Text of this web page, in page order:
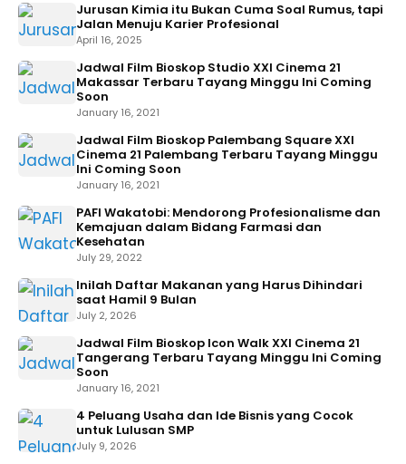
Jurusan Kimia itu Bukan Cuma Soal Rumus, tapi
Jalan Menuju Karier Profesional
April 16, 2025
Jadwal Film Bioskop Studio XXI Cinema 21
Makassar Terbaru Tayang Minggu Ini Coming
Soon
January 16, 2021
Jadwal Film Bioskop Palembang Square XXI
Cinema 21 Palembang Terbaru Tayang Minggu
Ini Coming Soon
January 16, 2021
PAFI Wakatobi: Mendorong Profesionalisme dan
Kemajuan dalam Bidang Farmasi dan
Kesehatan
July 29, 2022
Inilah Daftar Makanan yang Harus Dihindari
saat Hamil 9 Bulan
July 2, 2026
Jadwal Film Bioskop Icon Walk XXI Cinema 21
Tangerang Terbaru Tayang Minggu Ini Coming
Soon
January 16, 2021
4 Peluang Usaha dan Ide Bisnis yang Cocok
untuk Lulusan SMP
July 9, 2026